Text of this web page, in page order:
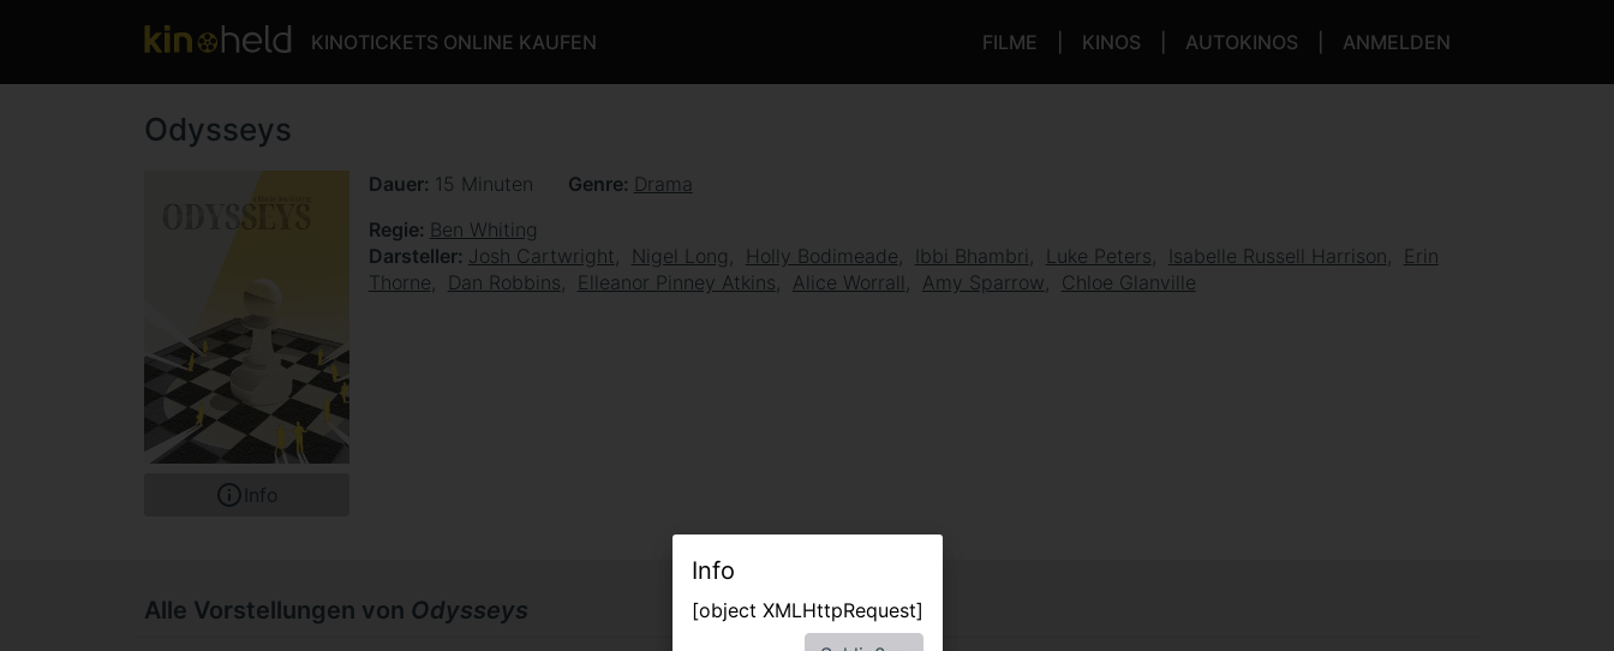
KINOTICKETS ONLINE KAUFEN FILME KINOS AUTOKINOS ANMELDEN
Odysseys
Info
Dauer 15 Minuten Genre Drama
Regie Ben Whiting
Darsteller Josh Cartwright Nigel Long Holly Bodimeade Ibbi Bhambri Luke Peters Isabelle Russell Harrison
Erin
Thorne
Dan Robbins Elleanor Pinney Atkins Alice Worrall Amy Sparrow Chloe Glanville
Alle Vorstellungen von Odysseys
Info
[object XMLHttpRequest]